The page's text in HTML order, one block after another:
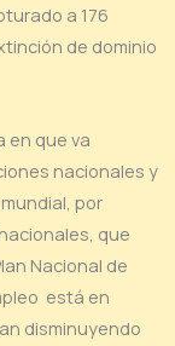
a 176
de dominio
en que va
nacionales y
por
que
Nacional de
está en
disminuyendo